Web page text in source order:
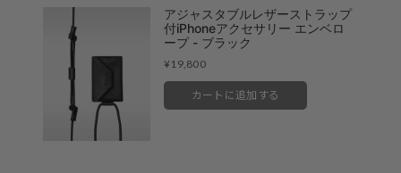
アジャスタブルレザーストラップ
付iPhoneアクセサリー エンベロ
ープ - ブラック
Price
¥19,800
カートに追加する